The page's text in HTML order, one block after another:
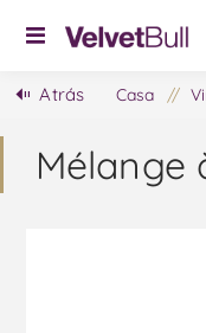
Atrás Casa /
Mélange